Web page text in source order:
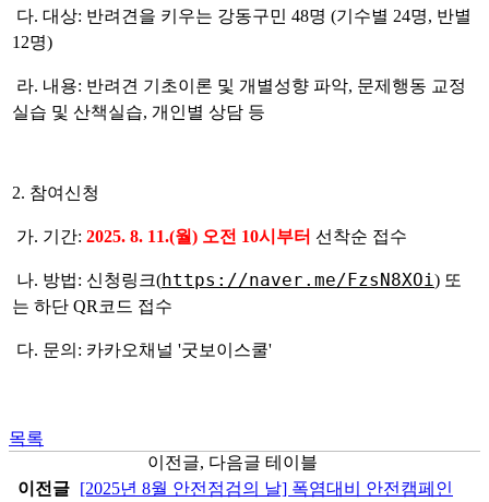
다. 대상: 반려견을 키우는 강동구민 48명 (기수별 24명, 반별
12명)
라. 내용: 반려견 기초이론 및 개별성향 파악, 문제행동 교정
실습 및 산책실습, 개인별 상담 등
2. 참여신청
가. 기간: 2025. 8. 11.(월) 오전 10시부터 선착순 접수
나. 방법: 신청링크(https://naver.me/FzsN8XOi ) 또
는 하단 QR코드 접수
다. 문의: 카카오채널 '굿보이스쿨'
목록
이전글, 다음글 테이블
이전글 [2025년 8월 안전점검의 날] 폭염대비 안전캠페인